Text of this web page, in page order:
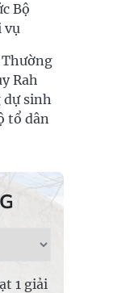
Bộ
vụ
Rah
dự sinh
tổ dân
1 giải